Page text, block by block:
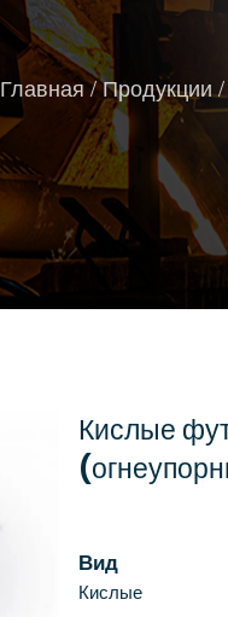
Главная/Продукции/
Кислые
Вид
Кислые